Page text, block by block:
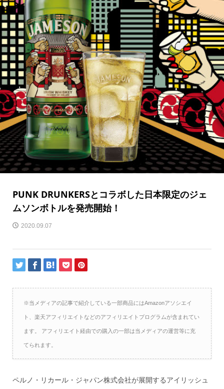
PUNK DRUNKERSとコラボした日本限定のジェ
ムソンボトルを発売開始！
2020.09.07
※当メディアの記事で紹介している一部商品にはAmazonアソシエイ
ト、楽天アフィリエイトなどのアフィリエイトプログラムが含まれてい
ます。 アフィリエイト経由での購入の一部は当メディアの運営等に充
てられます。
ペルノ・リカール・ジャパン株式会社が展開するアイリッシュ